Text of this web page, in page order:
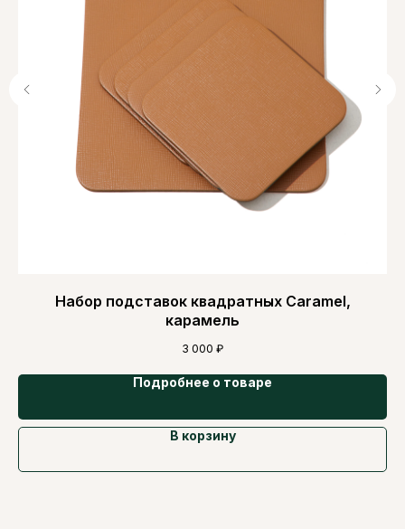
Набор подставок квадратных Caramel,
карамель
3 000 ₽
Подробнее о товаре
В корзину